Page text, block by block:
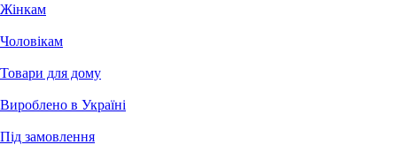
Жінкам
Чоловікам
Товари для дому
Вироблено в Україні
Під замовлення